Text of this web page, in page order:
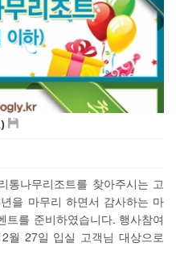
통나무리조트를 찾아주시는 고
을 마무리 하면서 감사하는 마
트를 준비하였습니다. 행사참여
월 27일 입실 고객님 대상으로